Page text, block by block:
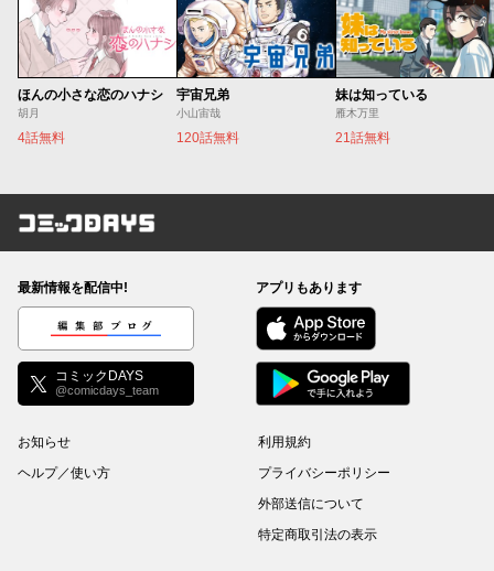
ほんの小さな恋のハナシ
胡月
4話無料
宇宙兄弟
小山宙哉
120話無料
妹は知っている
雁木万里
21話無料
コミックDAYS
最新情報を配信中!
編集部ブログ
コミックDAYS
@comicdays_team
アプリもあります
お知らせ
ヘルプ／使い方
利用規約
プライバシーポリシー
外部送信について
特定商取引法の表示